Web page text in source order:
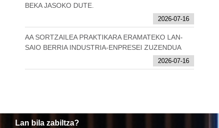
BEKA JASOKO DUTE.
2026-07-16
AA SORTZAILEA PRAKTIKARA ERAMATEKO LAN-
SAIO BERRIA INDUSTRIA-ENPRESEI ZUZENDUA
2026-07-16
Lan bila zabiltza?